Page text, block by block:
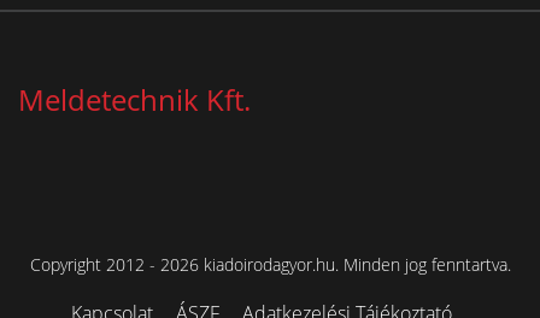
Meldetechnik Kft.
Copyright 2012 - 2026 kiadoirodagyor.hu. Minden jog fenntartva.